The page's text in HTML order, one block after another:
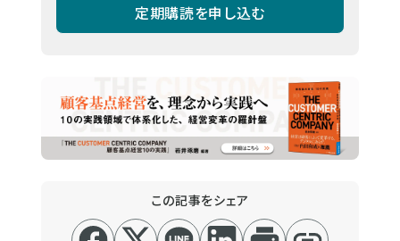
定期購読を申し込む
この記事をシェア